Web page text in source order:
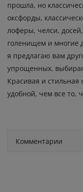
прошла, но
оксфорды,
лоферы, челси,
голенищем и многие
я предлагаю вам
упрощенных,
Красивая и стильная
удобной, чем все то,
Комментарии